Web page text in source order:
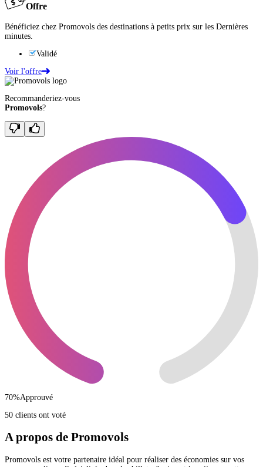
Offre
Bénéficiez chez Promovols des destinations à petits prix sur les Dernières
minutes.
Validé
Voir l'offre
Recommanderiez-vous
Promovols?
70%Approuvé
50 clients ont voté
A propos de Promovols
Promovols est votre partenaire idéal pour réaliser des économies sur vos